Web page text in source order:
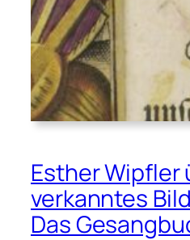
Esther Wipfler
verkanntes
Das